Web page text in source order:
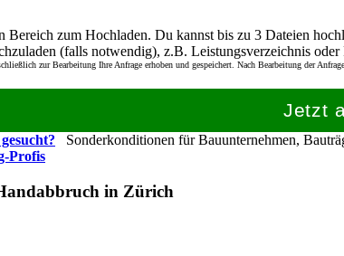
Bereich zum Hochladen. Du kannst bis zu 3 Dateien
(falls notwendig), z.B. Leistungsverzeichnis oder
zur Bearbeitung Ihre Anfrage erhoben und gespeichert. Nach Bearbeitung der
Jetzt
Sonderkonditionen für Bauunternehmen,
Profis
in Zürich